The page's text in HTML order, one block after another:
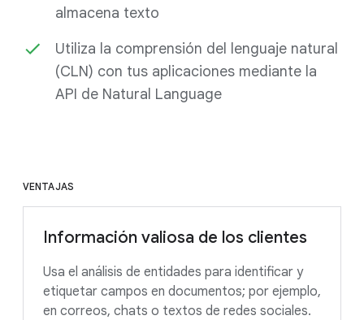
almacena texto
Utiliza la comprensión del lenguaje natural
(CLN) con tus aplicaciones mediante la
API de Natural Language
VENTAJAS
Información valiosa de los clientes
Usa el análisis de entidades para identificar y
etiquetar campos en documentos; por ejemplo,
en correos, chats o textos de redes sociales.